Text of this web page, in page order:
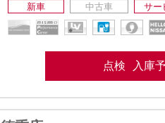
新車 中古車 サー
点検 入庫